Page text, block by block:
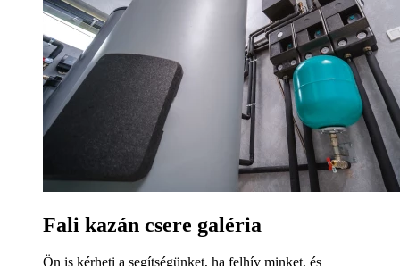
Fali kazán csere galéria
Ön is kérheti a segítségünket, ha felhív minket, és